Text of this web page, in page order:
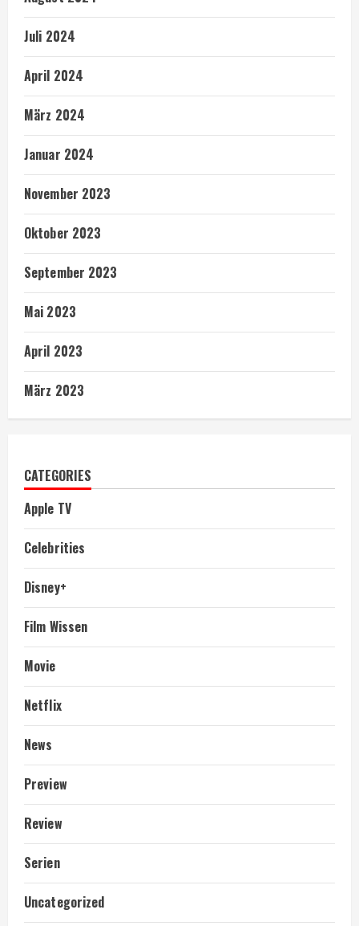
Juli 2024
April 2024
März 2024
Januar 2024
November 2023
Oktober 2023
September 2023
Mai 2023
April 2023
März 2023
CATEGORIES
Apple TV
Celebrities
Disney+
Film Wissen
Movie
Netflix
News
Preview
Review
Serien
Uncategorized